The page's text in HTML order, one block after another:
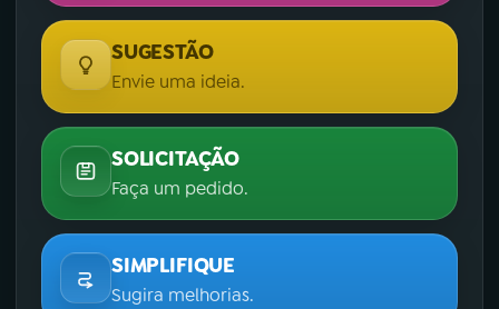
SUGESTÃO
Envie uma ideia.
SOLICITAÇÃO
Faça um pedido.
SIMPLIFIQUE
Sugira melhorias.